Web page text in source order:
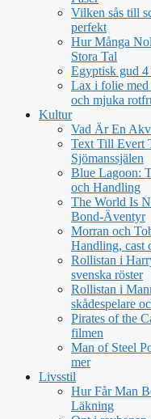
Vilken sås till
perfekt
Hur Många
Stora Tal
Egyptisk gud 4
Lax i folie
och mjuka
Kultur
Vad Är En
Text Till Evert
Sjömanssjälen
Blue Lagoon:
och Handling
The World Is
Bond-Äventyr
Morran och
Handling, cast
Rollistan i
svenska röster
Rollistan i
skådespelare
Pirates of the
filmen
Man of Steel
mer
Livsstil
Hur Får Man
Läkning